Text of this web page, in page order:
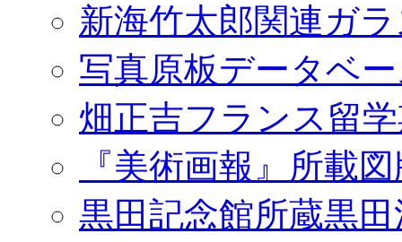
新海竹太郎関連ガ
写真原板データベ
畑正吉フランス留
『美術画報』所載
黒田記念館所蔵黒